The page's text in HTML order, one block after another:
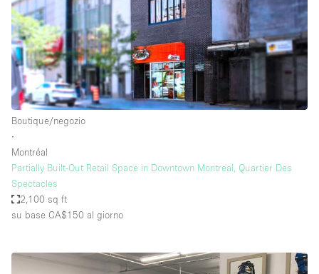
Boutique/negozio
∙
Montréal
Partially Built-Out Retail Space in Downtown Montreal, Quartier Des
Spectacles
2,100 sq ft
su base CA$150 al giorno